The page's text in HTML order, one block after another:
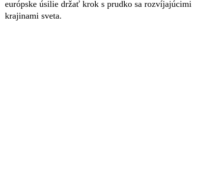
európske úsilie držať krok s prudko sa rozvíjajúcimi
krajinami sveta.